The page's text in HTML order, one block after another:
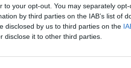
to your opt-out. You may separately
by third parties on the IAB’s list of
disclosed by us to third parties on the
disclose it to other third parties.